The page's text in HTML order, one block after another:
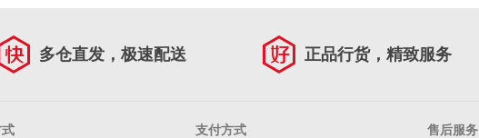
多仓直发，极速配送 正品行货，精致服务
支付方式 售后服务